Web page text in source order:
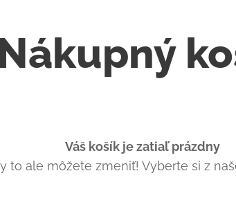
Nákupný
Váš košík je zatiaľ prázdny
to ale môžete zmeniť! Vyberte si z